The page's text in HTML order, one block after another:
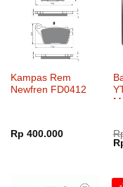
Kampas Rem
Newfren FD0412
Rp 400.000